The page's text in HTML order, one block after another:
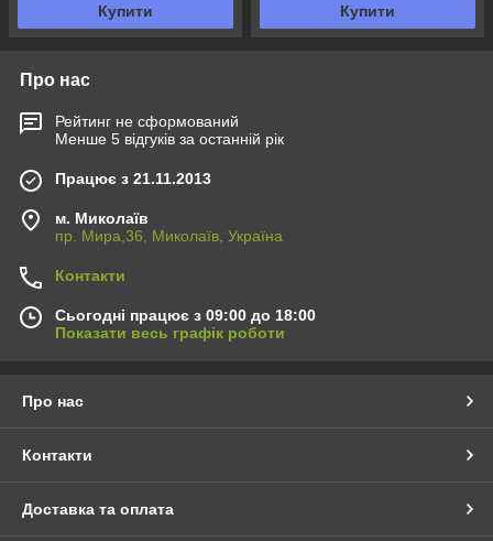
Купити Купити
Про нас
Рейтинг не сформований
Менше 5 відгуків за останній рік
Працює з 21.11.2013
м. Миколаїв
пр. Мира,36, Миколаїв, Україна
Контакти
Сьогодні працює з 09:00 до 18:00
Показати весь графік роботи
Про нас
Контакти
Доставка та оплата